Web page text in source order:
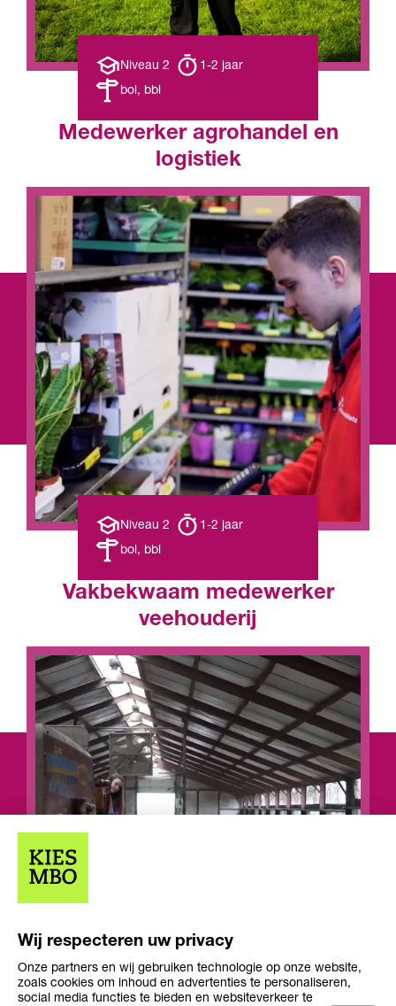
Opleiding
Niveau 2
Opleiding
duur
1-2 jaar
Leerweg
bol, bbl
Medewerker agrohandel en
logistiek
Opleiding
Niveau 2
Opleiding
duur
1-2 jaar
Leerweg
bol, bbl
Vakbekwaam medewerker
veehouderij
Opleiding
niveau
Niveau 3
Opleiding
duur
2-3 jaar
Wij respecteren uw privacy
Onze partners en wij gebruiken technologie op onze website,
zoals cookies om inhoud en advertenties te personaliseren,
social media functies te bieden en websiteverkeer te